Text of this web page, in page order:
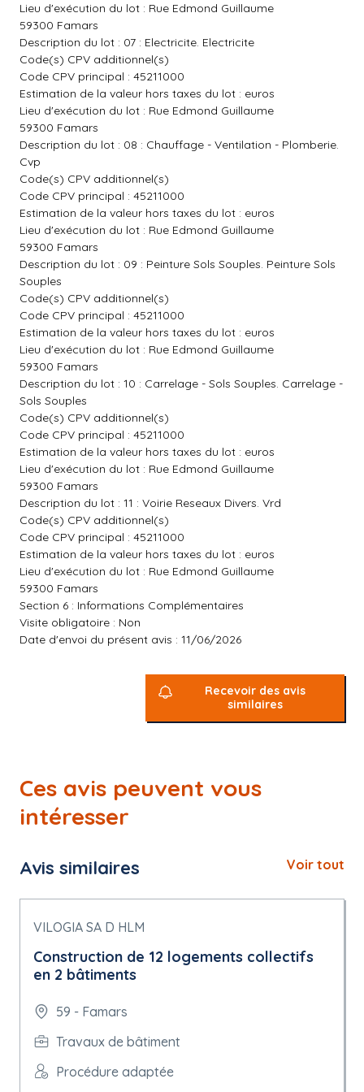
Lieu d'exécution du lot : Rue Edmond Guillaume
59300 Famars
Description du lot : 07 : Electricite. Electricite
Code(s) CPV additionnel(s)
Code CPV principal : 45211000
Estimation de la valeur hors taxes du lot : euros
Lieu d'exécution du lot : Rue Edmond Guillaume
59300 Famars
Description du lot : 08 : Chauffage - Ventilation - Plomberie.
Cvp
Code(s) CPV additionnel(s)
Code CPV principal : 45211000
Estimation de la valeur hors taxes du lot : euros
Lieu d'exécution du lot : Rue Edmond Guillaume
59300 Famars
Description du lot : 09 : Peinture Sols Souples. Peinture Sols
Souples
Code(s) CPV additionnel(s)
Code CPV principal : 45211000
Estimation de la valeur hors taxes du lot : euros
Lieu d'exécution du lot : Rue Edmond Guillaume
59300 Famars
Description du lot : 10 : Carrelage - Sols Souples. Carrelage -
Sols Souples
Code(s) CPV additionnel(s)
Code CPV principal : 45211000
Estimation de la valeur hors taxes du lot : euros
Lieu d'exécution du lot : Rue Edmond Guillaume
59300 Famars
Description du lot : 11 : Voirie Reseaux Divers. Vrd
Code(s) CPV additionnel(s)
Code CPV principal : 45211000
Estimation de la valeur hors taxes du lot : euros
Lieu d'exécution du lot : Rue Edmond Guillaume
59300 Famars
Section 6 : Informations Complémentaires
Visite obligatoire : Non
Date d'envoi du présent avis : 11/06/2026
Recevoir des avis
similaires
Ces avis peuvent vous
intéresser
Avis similaires Voir tout
VILOGIA SA D HLM
Construction de 12 logements collectifs
en 2 bâtiments
59 - Famars
Travaux de bâtiment
Procédure adaptée